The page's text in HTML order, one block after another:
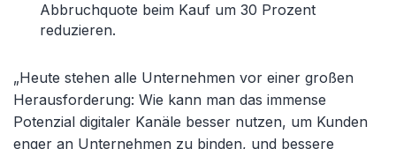
Abbruchquote beim Kauf um 30 Prozent
reduzieren.
„Heute stehen alle Unternehmen vor einer großen
Herausforderung: Wie kann man das immense
Potenzial digitaler Kanäle besser nutzen, um Kunden
enger an Unternehmen zu binden, und bessere